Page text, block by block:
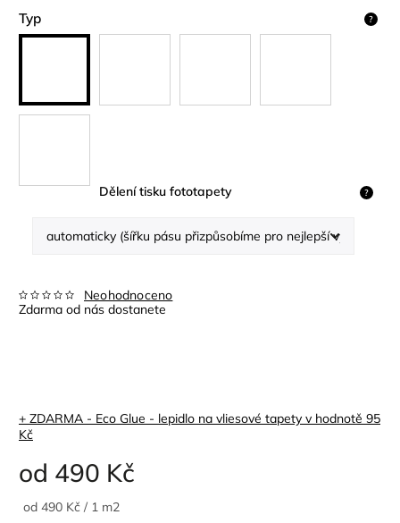
Typ ?
Dělení tisku fototapety ?
Neohodnoceno
od 490 Kč
od 490 Kč / 1 m2
Zdarma od nás dostanete
+ ZDARMA - Eco Glue - lepidlo na vliesové tapety v hodnotě 95
Kč